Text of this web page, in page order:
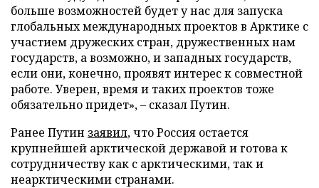
больше возможностей будет у нас для запуска
глобальных международных проектов в Арктике с
участием дружеских стран, дружественных нам
государств, а возможно, и западных государств,
если они, конечно, проявят интерес к совместной
работе. Уверен, время и таких проектов тоже
обязательно придет», – сказал Путин.
Ранее Путин заявил, что Россия остается
крупнейшей арктической державой и готова к
сотрудничеству как с арктическими, так и
неарктическими странами.